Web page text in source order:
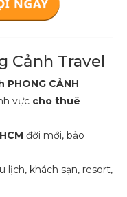
Cảnh Travel
PHONG CẢNH
vực cho thuê
đời mới, bảo
lịch, khách sạn, resort,